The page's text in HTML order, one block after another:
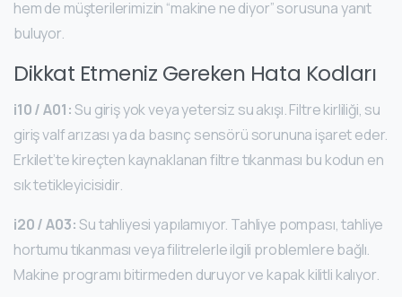
hem de müşterilerimizin “makine ne diyor” sorusuna yanıt
buluyor.
Dikkat Etmeniz Gereken Hata Kodları
i10 / A01:Su giriş yok veya yetersiz su akışı. Filtre kirliliği, su
giriş valf arızası ya da basınç sensörü sorununa işaret eder.
Erkilet’te kireçten kaynaklanan filtre tıkanması bu kodun en
sık tetikleyicisidir.
i20 / A03:Su tahliyesi yapılamıyor. Tahliye pompası, tahliye
hortumu tıkanması veya filitrelerle ilgili problemlere bağlı.
Makine programı bitirmeden duruyor ve kapak kilitli kalıyor.